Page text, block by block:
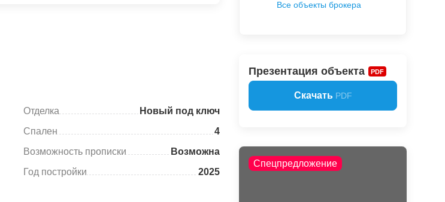
Отделка
Новый под ключ
Спален
4
Возможность прописки
Возможна
Год постройки
2025
Все объекты брокера
Презентация объекта PDF
Скачать PDF
Спецпредложение